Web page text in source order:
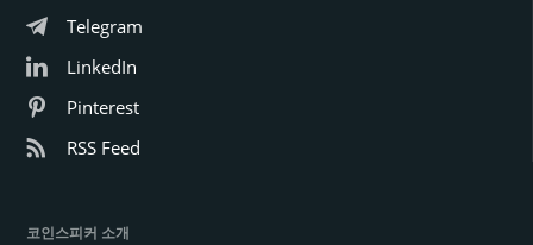
Telegram
LinkedIn
Pinterest
RSS Feed
코인스피커 소개